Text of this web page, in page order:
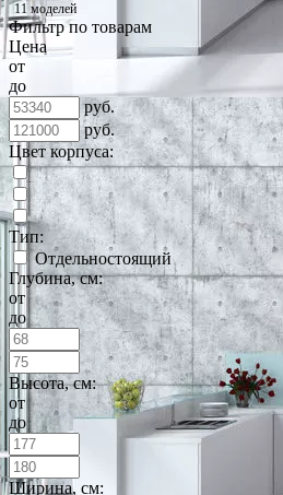
11 моделей
Фильтр по товарам
Цена
от
до
руб.
руб.
Цвет корпуса:
Тип:
Отдельностоящий
Глубина, см:
от
до
Высота, см:
от
до
Ширина, см: